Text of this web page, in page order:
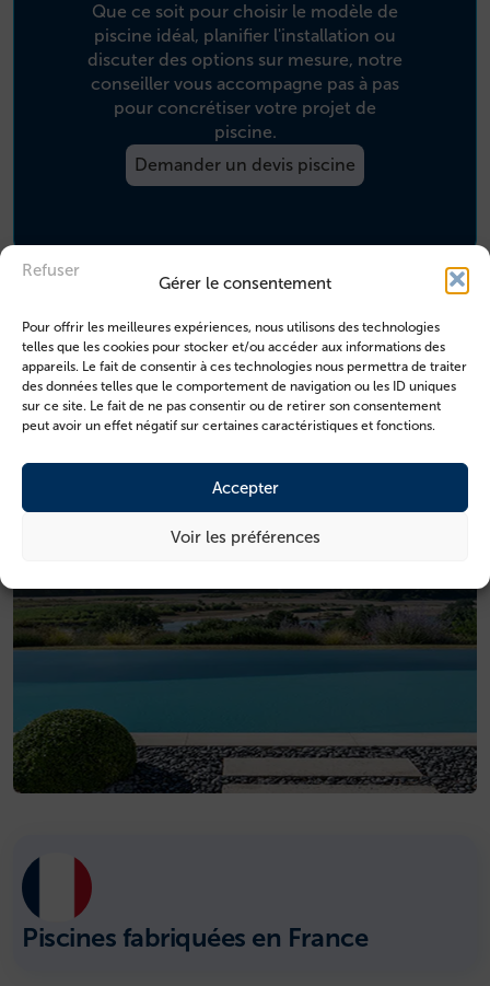
Gérer le consentement
Pour offrir les meilleures expériences, nous utilisons des technologies
telles que les cookies pour stocker et/ou accéder aux informations des
appareils. Le fait de consentir à ces technologies nous permettra de traiter
des données telles que le comportement de navigation ou les ID uniques
sur ce site. Le fait de ne pas consentir ou de retirer son consentement
peut avoir un effet négatif sur certaines caractéristiques et fonctions.
Accepter
Refuser
Voir les préférences
Que ce soit pour choisir le modèle de
piscine idéal, planifier l'installation ou
discuter des options sur mesure, notre
conseiller vous accompagne pas à pas
pour concrétiser votre projet de
piscine.
Demander un devis piscine
Piscines fabriquées en France